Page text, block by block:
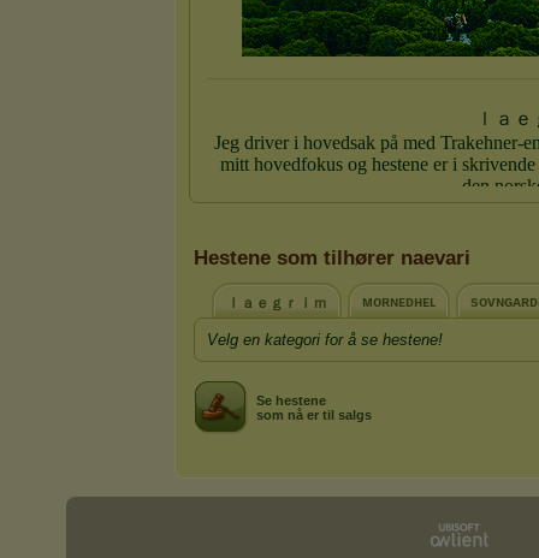
Hestene som tilhører naevari
ｌａｅｇｒｉｍ ᴍᴏʀɴᴇᴅʜᴇʟ
Velg en kategori for å se hestene!
Se hestene
som nå er til salgs